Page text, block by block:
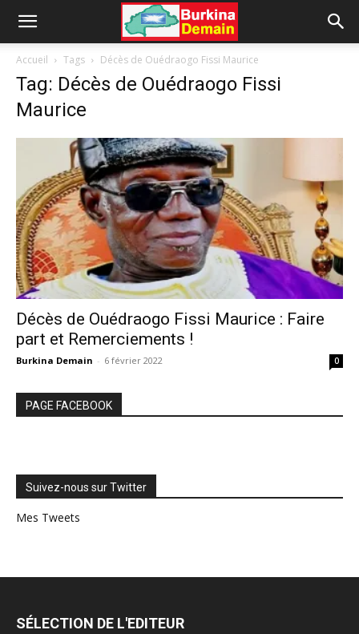
Accueil Tags Décès de Ouédraogo Fissi Maurice
Tag: Décès de Ouédraogo Fissi
Maurice
Décès de Ouédraogo Fissi Maurice : Faire
part et Remerciements !
Burkina Demain - 6 février 2022 0
PAGE FACEBOOK
Suivez-nous sur Twitter
Mes Tweets
SÉLECTION DE L'EDITEUR